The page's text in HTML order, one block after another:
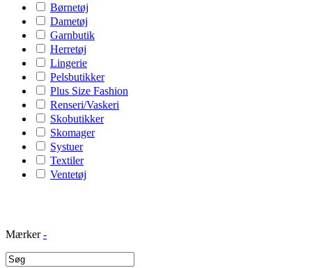
Børnetøj
Dametøj
Garnbutik
Herretøj
Lingerie
Pelsbutikker
Plus Size Fashion
Renseri/Vaskeri
Skobutikker
Skomager
Systuer
Textiler
Ventetøj
Mærker -